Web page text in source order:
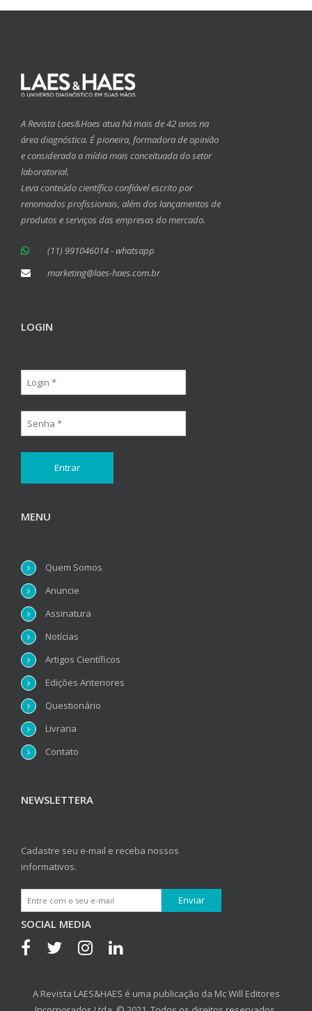
A Revista Laes&Haes atua há mais de 42 anos na
área diagnóstica. É pioneira, formadora de opinião
e considerada a mídia mais conceituada do setor
laboratorial.
Leva conteúdo científico confiável escrito por
renomados profissionais, além dos lançamentos de
produtos e serviços das empresas do mercado.
(11) 991046014 - whatsapp
marketing@laes-haes.com.br
LOGIN
MENU
Quem Somos
Anuncie
Assinatura
Notícias
Artigos Científicos
Edições Anteriores
Questionário
Livraria
Contato
NEWSLETTERA
Cadastre seu e-mail e receba nossos
informativos.
SOCIAL MEDIA
A Revista LAES&HAES é uma publicação da Mc Will Editores